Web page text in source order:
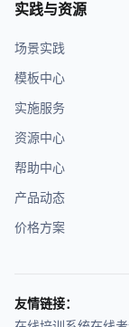
实践与资源
场景实践
模板中心
实施服务
资源中心
帮助中心
产品动态
价格方案
友情链接：